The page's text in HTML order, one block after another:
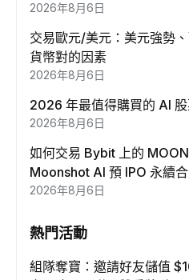
2026年8月6日
交易歐元/美元：美元強勢
貨幣對的因素
2026年8月6日
2026 年最值得購買的 AI
2026年8月6日
如何交易 Bybit 上的
Moonshot AI 預 IPO 永續
2026年8月6日
熱門活動
組隊奪寶：邀請好友儲值